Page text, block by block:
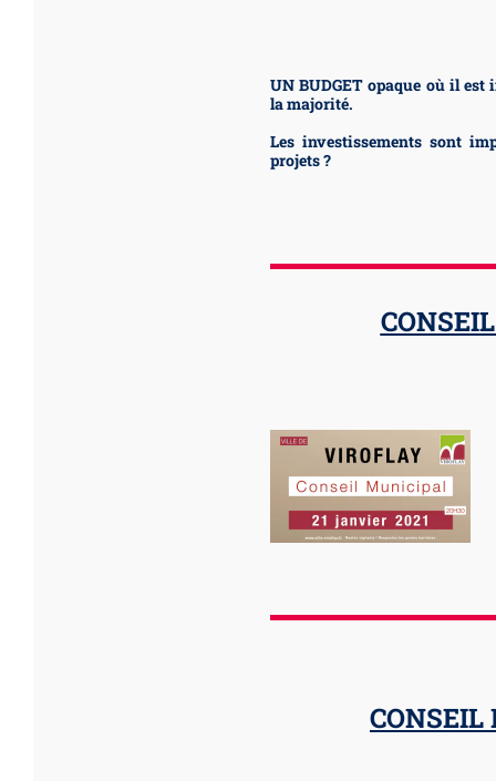
UN BUDGET opaque où il
la majorité.
Les investissements sont
projets ?
CONSEIL